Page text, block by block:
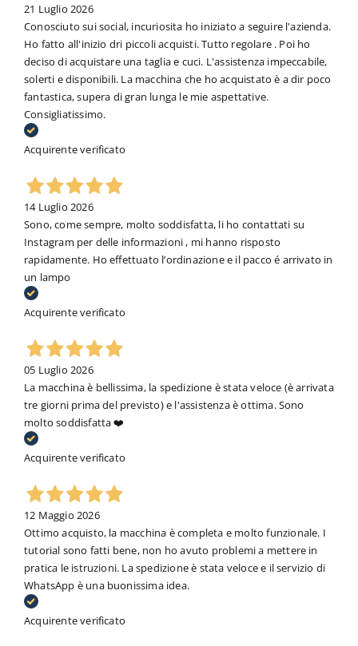
21 Luglio 2026
Conosciuto sui social, incuriosita ho iniziato a seguire l'azienda.
Ho fatto all'inizio dri piccoli acquisti. Tutto regolare . Poi ho
deciso di acquistare una taglia e cuci. L'assistenza impeccabile,
solerti e disponibili. La macchina che ho acquistato è a dir poco
fantastica, supera di gran lunga le mie aspettative.
Consigliatissimo.
Acquirente verificato
14 Luglio 2026
Sono, come sempre, molto soddisfatta, li ho contattati su
Instagram per delle informazioni , mi hanno risposto
rapidamente. Ho effettuato l’ordinazione e il pacco é arrivato in
un lampo
Acquirente verificato
05 Luglio 2026
La macchina è bellissima, la spedizione è stata veloce (è arrivata
tre giorni prima del previsto) e l'assistenza è ottima. Sono
molto soddisfatta ❤️
Acquirente verificato
12 Maggio 2026
Ottimo acquisto, la macchina è completa e molto funzionale. I
tutorial sono fatti bene, non ho avuto problemi a mettere in
pratica le istruzioni. La spedizione è stata veloce e il servizio di
WhatsApp è una buonissima idea.
Acquirente verificato